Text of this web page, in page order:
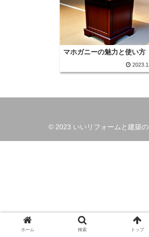
マホガニーの魅力と使い方
© 2023 いいリフォームと建築の
ホーム 検索 トップ